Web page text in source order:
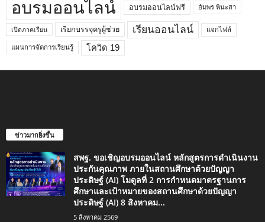
อบรมออนไลน์ อบรมออนไลน์ฟรี อัมพร พินะสา
เปิดภาคเรียน เรียกบรรจุครูผู้ช่วย เรียนออนไลน์ แจกไฟล์
แผนการจัดการเรียนรู้ โควิด 19
ข่าวมากยิ่งขึ้น
สพฐ. ขอเชิญอบรมออนไลน์ หลักสูตรการดำเนินงาน
ประกันคุณภาพ ภายในสถานศึกษาด้วยปัญญา
ประดิษฐ์ (AI) โมดูลที่ 2 การกำหนดมาตรฐานการ
ศึกษาและเป้าหมายของสถานศึกษาด้วยปัญญา
ประดิษฐ์ (AI) 8 สิงหาคม...
5 สิงหาคม 2569